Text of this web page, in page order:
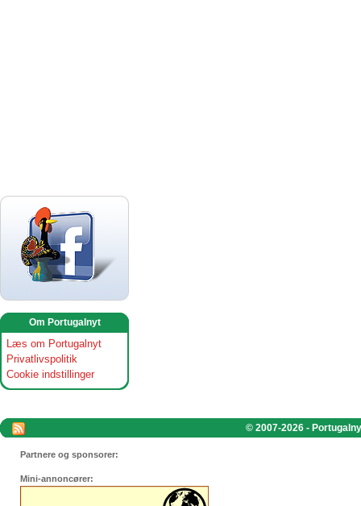
Om Portugalnyt
Læs om Portugalnyt
Privatlivspolitik
Cookie indstillinger
© 2007-2026 -
Partnere og sponsorer:
Mini-annoncører: